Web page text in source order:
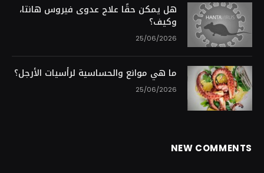
هل يمكن حقًا علاج عدوى فيروس هانتا،
وكيف؟
25/06/2026
ما هي موانع والحساسية لرأسيات الأرجل؟
25/06/2026
NEW COMMENTS